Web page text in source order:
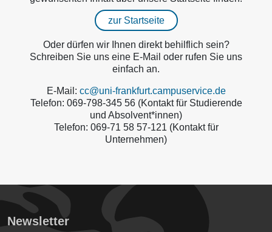
zur Startseite
Oder dürfen wir Ihnen direkt behilflich sein?
Schreiben Sie uns eine E-Mail oder rufen Sie uns
einfach an.
E-Mail: cc@uni-frankfurt.campuservice.de
Telefon: 069-798-345 56 (Kontakt für Studierende
und Absolvent*innen)
Telefon: 069-71 58 57-121 (Kontakt für
Unternehmen)
Newsletter